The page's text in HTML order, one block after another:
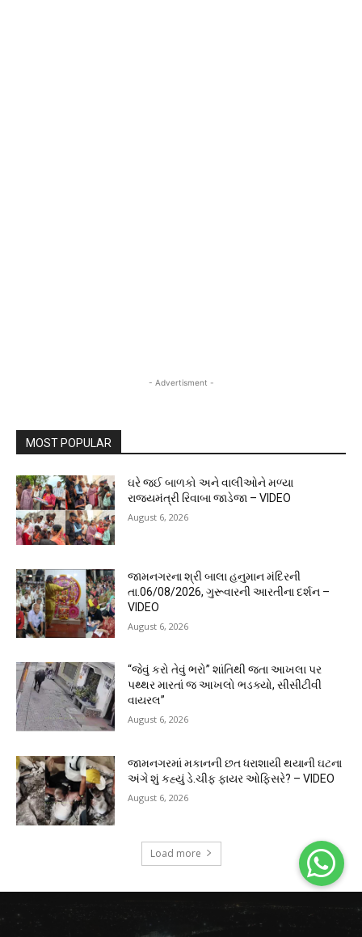
- Advertisment -
MOST POPULAR
ઘરે જઈ બાળકો અને વાલીઓને મળ્યા
રાજ્યમંત્રી રિવાબા જાડેજા – VIDEO
August 6, 2026
જામનગરના શ્રી બાલા હનુમાન મંદિરની
તા.06/08/2026, ગુરૂવારની આરતીના દર્શન –
VIDEO
August 6, 2026
“જેવું કરો તેવું ભરો” શાંતિથી જતા આખલા પર
પથ્થર મારતાં જ આખલો ભડક્યો, સીસીટીવી
વાયરલ”
August 6, 2026
જામનગરમાં મકાનની છત ધરાશાયી થયાની ઘટના
અંગે શું કહ્યું ડે.ચીફ ફાયર ઓફિસરે? – VIDEO
August 6, 2026
Load more